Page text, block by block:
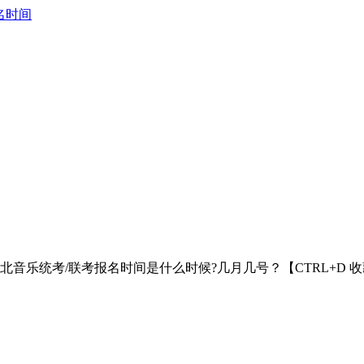
时间
音乐统考/联考报名时间是什么时候?几月几号？【CTRL+D 收